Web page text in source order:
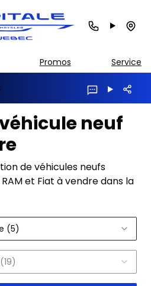
Promos Service
neuf
de véhicules neufs
et Fiat à vendre dans la
(5)